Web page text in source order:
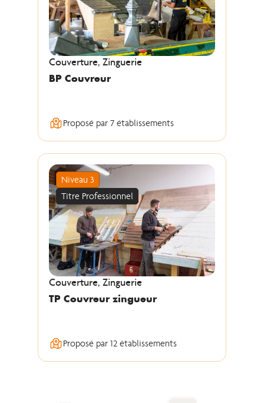
Couverture, Zinguerie
BP Couvreur
Proposé par 7 établissements
Niveau 3
Titre Professionnel
Couverture, Zinguerie
TP Couvreur zingueur
Proposé par 12 établissements